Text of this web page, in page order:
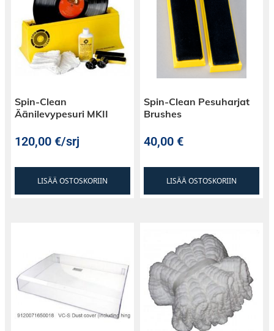
Spin-Clean
Äänilevypesuri MKII
120,00€/srj
LISÄÄ OSTOSKORIIN
Spin-Clean Pesuharjat
Brushes
40,00€
LISÄÄ OSTOSKORIIN